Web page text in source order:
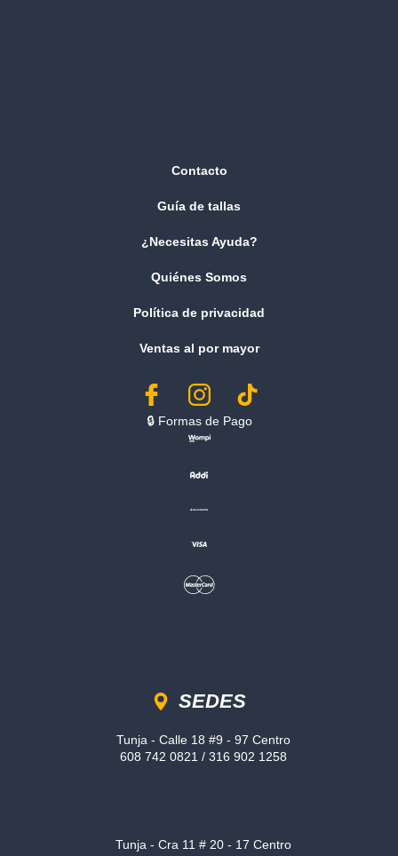
Contacto
Guía de tallas
¿Necesitas Ayuda?
Quiénes Somos
Política de privacidad
Ventas al por mayor
🔒︎ Formas de Pago
SEDES
Tunja - Calle 18 #9 - 97 Centro
608 742 0821 / 316 902 1258
Tunja - Cra 11 # 20 - 17 Centro